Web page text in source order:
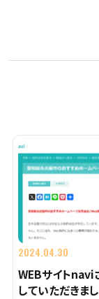
2024.04.30
WEBサイトnavi
していただきまし